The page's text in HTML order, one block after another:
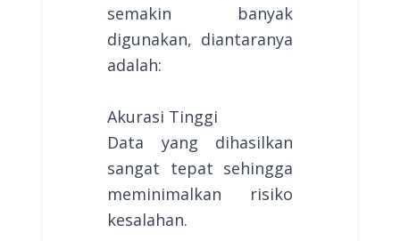
semakin banyak
digunakan, diantaranya
adalah:
Akurasi Tinggi
Data yang dihasilkan
sangat tepat sehingga
meminimalkan risiko
kesalahan.